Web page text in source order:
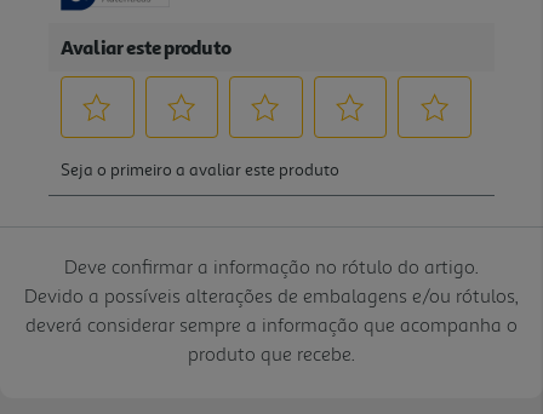
Deve confirmar a informação no rótulo do artigo.
Devido a possíveis alterações de embalagens e/ou rótulos,
deverá considerar sempre a informação que acompanha o
produto que recebe.